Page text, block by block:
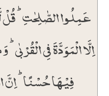
عَمِلُوا الصّٰلِحٰتِ
اِلَّا الۡمَوَدَّۃَ فِی
فِیۡہَا حُسۡنًا ؕ اِنَّ